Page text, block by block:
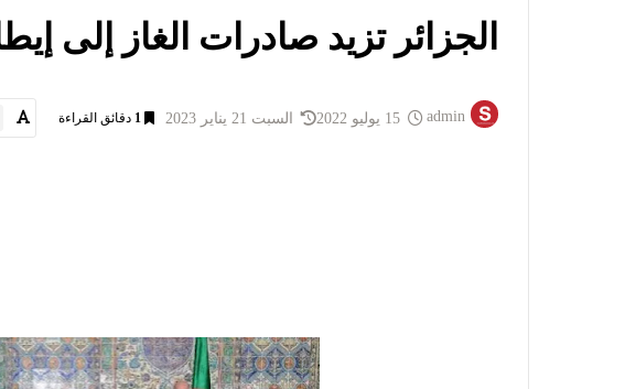
الجزائر تزيد صادرات الغاز إلى
admin السبت 21 يناير 2023 1 دقائق القراءة